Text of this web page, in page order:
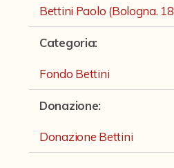
Fondo Gonni
Fondo Michelini
Fondo Mingazzi
Fondo Poppi - Fotografia dell'Emilia
Fondo Romagnoli
Bettini Paolo (Bologna.
Categoria:
Fondo Bettini
Donazione:
Donazione Bettini